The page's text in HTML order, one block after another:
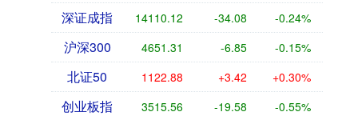
深证成指 14110.12 -34.08 -0.24%
沪深300 4651.31 -6.85 -0.15%
北证50 1122.88 +3.42 +0.30%
创业板指 3515.56 -19.58 -0.55%